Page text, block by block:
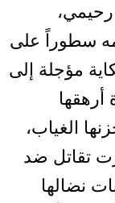
سطوراً على
مؤجلة إلى
أرهقها
الغياب،
تقاتل ضد
نضالها